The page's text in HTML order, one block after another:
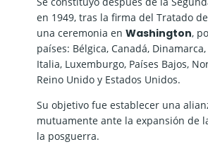
en 1949, tras la firma del Tratado
una ceremonia en Washington,
países: Bélgica, Canadá,
Italia, Luxemburgo, Países Bajos,
Reino Unido y Estados Unidos.
Su objetivo fue establecer una
mutuamente ante la expansión de
la posguerra.